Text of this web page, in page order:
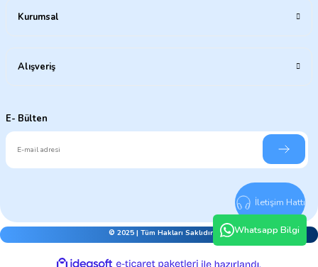
Kurumsal
Alışveriş
E- Bülten
İletişim Hattı
© 2025 | Tüm Hakları Saklıdır. Whatsapp Bilgi
ideasoft e-